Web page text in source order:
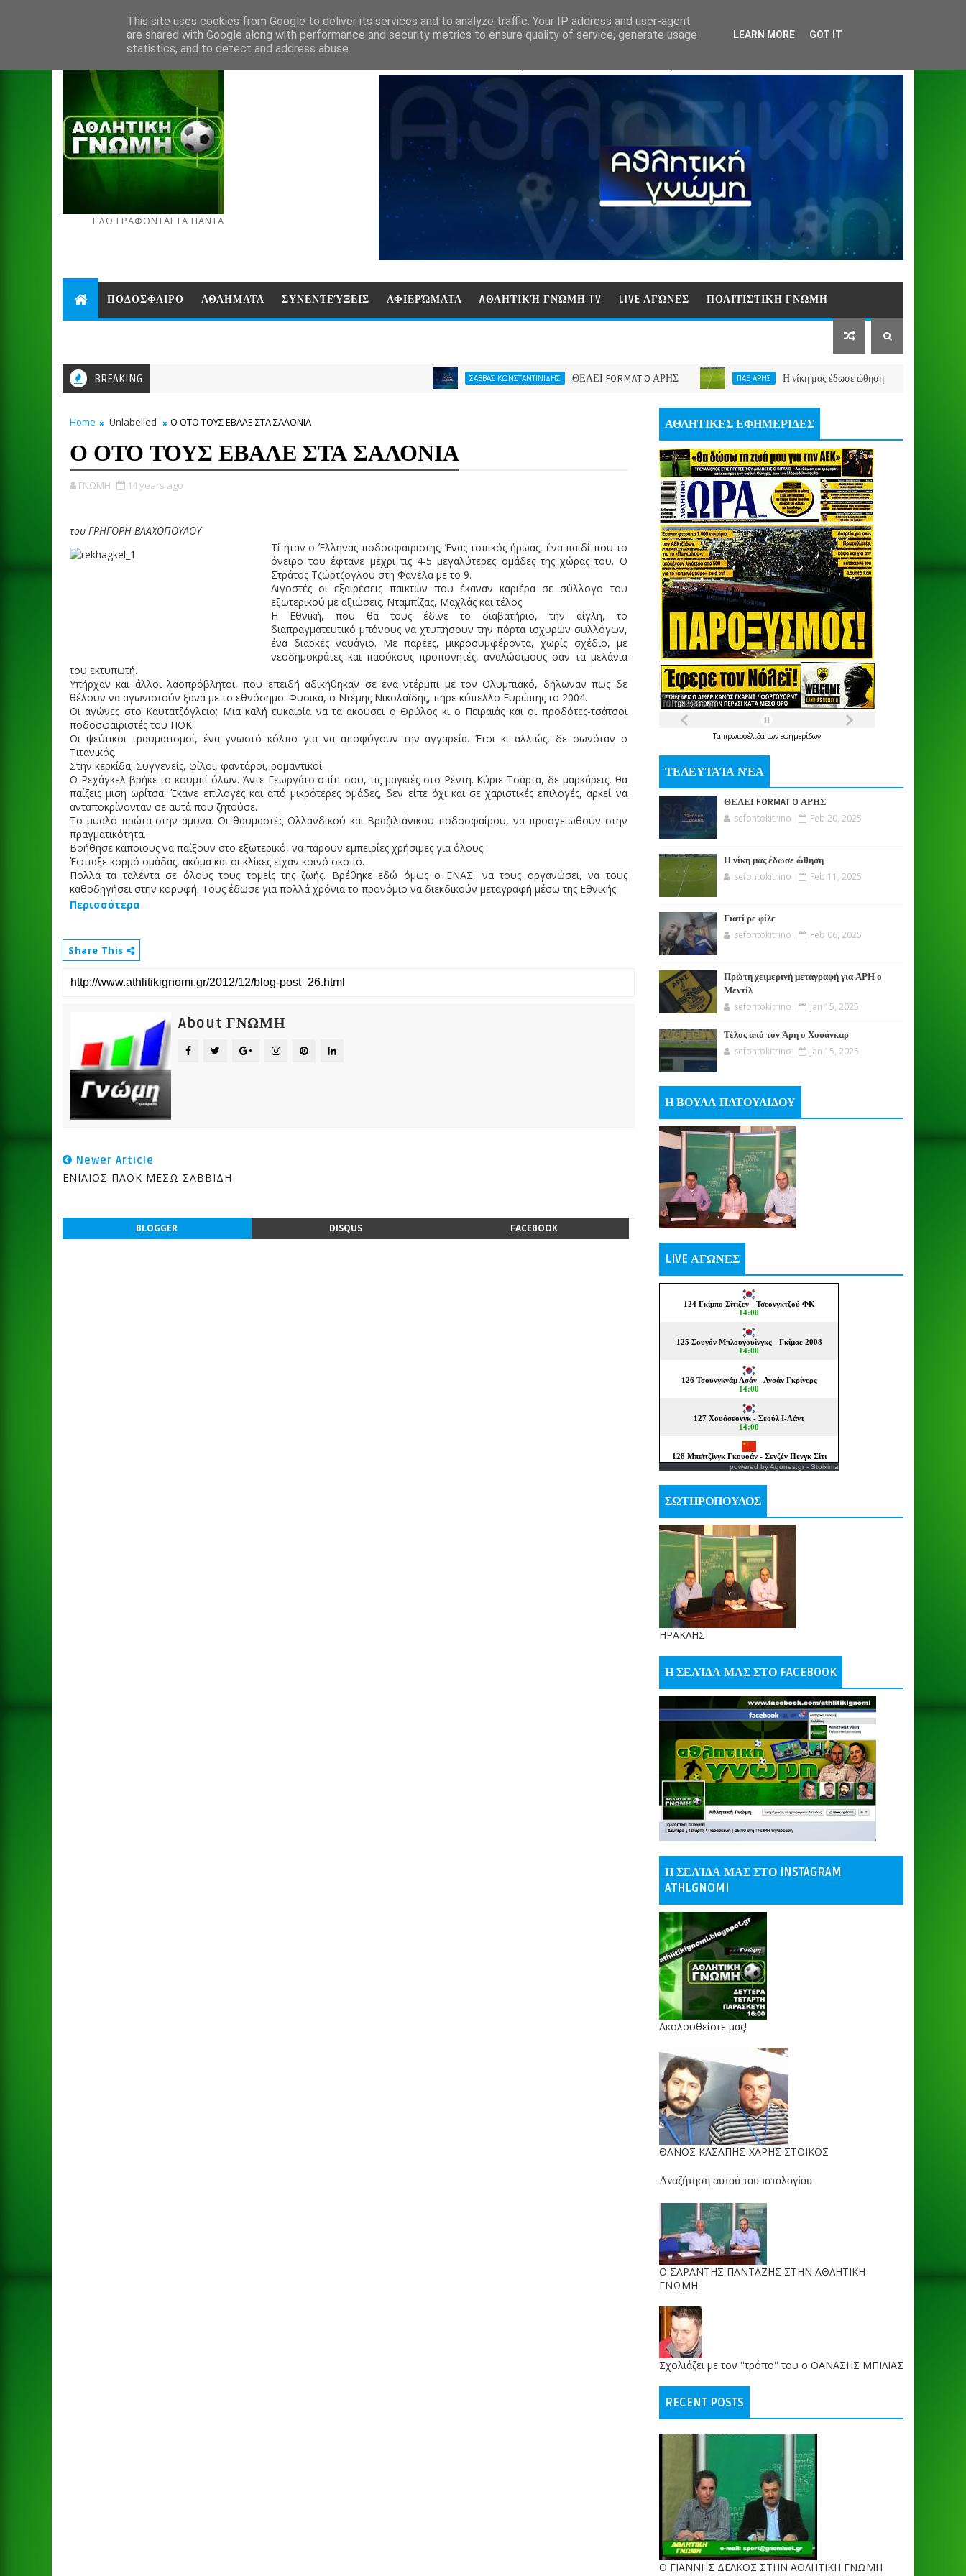
ΕΔΩ ΓΡΑΦΟΝΤΑΙ ΤΑ ΠΑΝΤΑ
ΠΟΔΟΣΦΑΙΡΟ ΑΘΛΗΜΑΤΑ ΣΥΝΕΝΤΕΎΞΕΙΣ ΑΦΙΕΡΏΜΑΤΑ AΘΛΗΤΙΚΉ ΓΝΏΜΗ TV LIVE ΑΓΏΝΕΣ ΠΟΛΙΤΙΣΤΙΚΗ ΓΝΩΜΗ
BREAKING ΣΑΒΒΑΣ ΚΩΝΣΤΑΝΤΙΝΙΔΗΣ ΘΕΛΕΙ FORMAT O ΑΡΗΣ ΠΑΕ ΑΡΗΣ Η νίκη μας έδωσε ώθηση
Home Unlabelled Ο ΟΤΟ ΤΟΥΣ ΕΒΑΛΕ ΣΤΑ ΣΑΛΟΝΙΑ
Ο ΟΤΟ ΤΟΥΣ ΕΒΑΛΕ ΣΤΑ ΣΑΛΟΝΙΑ
ΓΝΩΜΗ 14 years ago
του ΓΡΗΓΟΡΗ ΒΛΑΧΟΠΟΥΛΟΥ
Τί ήταν ο Έλληνας ποδοσφαιριστης; Ένας τοπικός ήρωας, ένα παιδί που το
όνειρο του έφτανε μέχρι τις 4-5 μεγαλύτερες ομάδες της χώρας του. Ο
Στράτος Τζώρτζογλου στη Φανέλα με το 9.
Λιγοστές οι εξαιρέσεις παικτών που έκαναν καριέρα σε σύλλογο του
εξωτερικού με αξιώσεις. Νταμπίζας, Μαχλάς και τέλος.
Η Εθνική, που θα τους έδινε το διαβατήριο, την αίγλη, το
διαπραγματευτικό μπόνους να χτυπήσουν την πόρτα ισχυρών συλλόγων,
ένα διαρκές ναυάγιο. Με παρέες, μικροσυμφέροντα, χωρίς σχέδιο, με
νεοδημοκράτες και πασόκους προπονητές, αναλώσιμους σαν τα μελάνια
του εκτυπωτή.
Υπήρχαν και άλλοι λαοπρόβλητοι, που επειδή αδικήθηκαν σε ένα ντέρμπι με τον Ολυμπιακό, δήλωναν πως δε
θέλουν να αγωνιστούν ξανά με το εθνόσημο. Φυσικά, ο Ντέμης Νικολαϊδης, πήρε κύπελλο Ευρώπης το 2004.
Οι αγώνες στο Καυτατζόγλειο; Μια καλή ευκαιρία να τα ακούσει ο Θρύλος κι ο Πειραιάς και οι προδότες-τσάτσοι
ποδοσφαιριστές του ΠΟΚ.
Οι ψεύτικοι τραυματισμοί, ένα γνωστό κόλπο για να αποφύγουν την αγγαρεία. Έτσι κι αλλιώς, δε σωνόταν ο
Τιτανικός.
Στην κερκίδα; Συγγενείς, φίλοι, φαντάροι, ρομαντικοί.
Ο Ρεχάγκελ βρήκε το κουμπί όλων. Άντε Γεωργάτο σπίτι σου, τις μαγκιές στο Ρέντη. Κύριε Τσάρτα, δε μαρκάρεις, θα
παίζεις μισή ωρίτσα. Έκανε επιλογές και από μικρότερες ομάδες, δεν είπε όχι και σε χαριστικές επιλογές, αρκεί να
ανταποκρίνονταν σε αυτά που ζητούσε.
Το μυαλό πρώτα στην άμυνα. Οι θαυμαστές Ολλανδικού και Βραζιλιάνικου ποδοσφαίρου, να προσγειωθούν στην
πραγματικότητα.
Βοήθησε κάποιους να παίξουν στο εξωτερικό, να πάρουν εμπειρίες χρήσιμες για όλους.
Έφτιαξε κορμό ομάδας, ακόμα και οι κλίκες είχαν κοινό σκοπό.
Πολλά τα ταλέντα σε όλους τους τομείς της ζωής. Βρέθηκε εδώ όμως ο ΕΝΑΣ, να τους οργανώσει, να τους
καθοδηγήσει στην κορυφή. Τους έδωσε για πολλά χρόνια το προνόμιο να διεκδικούν μεταγραφή μέσω της Εθνικής.
Περισσότερα
Share This
About ΓΝΩΜΗ
Newer Article
ΕΝΙΑΙΟΣ ΠΑΟΚ ΜΕΣΩ ΣΑΒΒΙΔΗ
BLOGGER DISQUS FACEBOOK
ΑΘΛΗΤΙΚΕΣ ΕΦΗΜΕΡΙΔΕΣ
Τα πρωτοσέλιδατων εφημερίδων
ΤΕΛΕΥΤΑΊΑ ΝΈΑ
ΘΕΛΕΙ FORMAT O ΑΡΗΣ
sefontokitrino Feb 20, 2025
Η νίκη μας έδωσε ώθηση
sefontokitrino Feb 11, 2025
Γιατί ρε φίλε
sefontokitrino Feb 06, 2025
Πρώτη χειμερινή μεταγραφή για ΑΡΗ ο
Μεντίλ
sefontokitrino Jan 15, 2025
Τέλος από τον Άρη ο Χουάνκαρ
sefontokitrino Jan 15, 2025
Η ΒΟΥΛΑ ΠΑΤΟΥΛΙΔΟΥ
LIVE ΑΓΩΝΕΣ
powered byAgones.gr - Stoixima
ΣΩΤΗΡΟΠΟΥΛΟΣ
ΗΡΑΚΛΗΣ
Η ΣΕΛΊΔΑ ΜΑΣ ΣΤΟ FACEBOOK
Η ΣΕΛΊΔΑ ΜΑΣ ΣΤΟ INSTAGRAM
ATHLGNOMI
Ακολουθείστε μας!
ΘΑΝΟΣ ΚΑΣΑΠΗΣ-ΧΑΡΗΣ ΣΤΟΙΚΟΣ
Αναζήτηση αυτού του ιστολογίου
O ΣΑΡΑΝΤΗΣ ΠΑΝΤΑΖΗΣ ΣΤΗΝ ΑΘΛΗΤΙΚΗ
ΓΝΩΜΗ
Σχολιάζει με τον ''τρόπο'' του ο ΘΑΝΑΣΗΣ ΜΠΙΛΙΑΣ
RECENT POSTS
Ο ΓΙΑΝΝΗΣ ΔΕΛΚΟΣ ΣΤΗΝ ΑΘΛΗΤΙΚΗ ΓΝΩΜΗ
This site uses cookies from Google to deliver its services and to analyze traffic. Your IP address and user-agent
are shared with Google along with performance and security metrics to ensure quality of service, generate usage
statistics, and to detect and address abuse.
LEARN MORE GOT IT